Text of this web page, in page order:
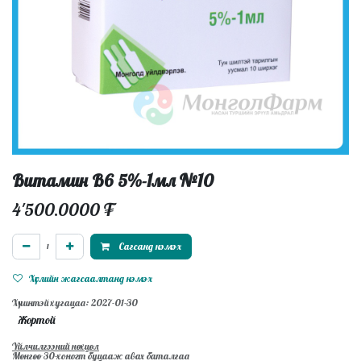
Витамин В6 5%-1мл №10
4'500.0000₮
Сагсанд нэмэх
Хүслийн жагсаалтанд нэмэх
Хүчинтэй хугацаа: 2027-01-30
Жортой
Үйлчилгээний нөхцөл
Мөнгөө 30-хоногт буцааж авах баталгаа